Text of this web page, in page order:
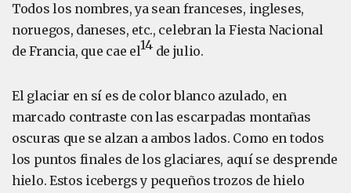
Todos los nombres, ya sean franceses, ingleses,
noruegos, daneses, etc., celebran la Fiesta Nacional
de Francia, que cae el14de julio.
El glaciar en sí es de color blanco azulado, en
marcado contraste con las escarpadas montañas
oscuras que se alzan a ambos lados. Como en todos
los puntos finales de los glaciares, aquí se desprende
hielo. Estos icebergs y pequeños trozos de hielo